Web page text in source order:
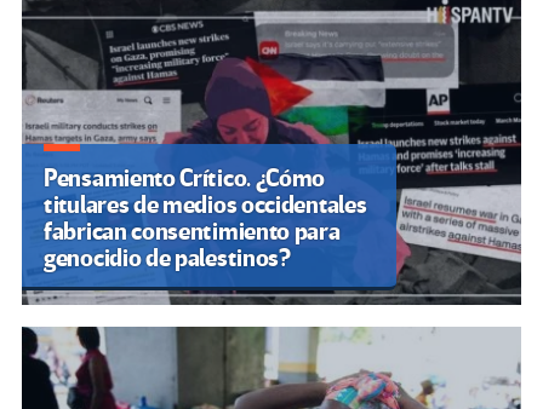
entradas
Pensamiento Crítico. ¿Cómo
titulares de medios occidentales
fabrican consentimiento para
genocidio de palestinos?